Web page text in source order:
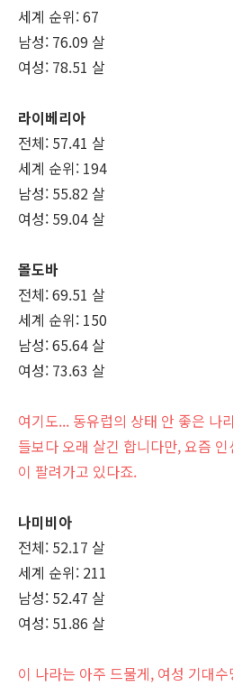
세계 순위: 67
남성: 76.09 살
여성: 78.51 살
라이베리아
전체: 57.41 살
세계 순위: 194
남성: 55.82 살
여성: 59.04 살
몰도바
전체: 69.51 살
세계 순위: 150
남성: 65.64 살
여성: 73.63 살
여기도... 동유럽의 상태 안 좋은 나
들보다 오래 살긴 합니다만, 요즘
이 팔려가고 있다죠.
나미비아
전체: 52.17 살
세계 순위: 211
남성: 52.47 살
여성: 51.86 살
이 나라는 아주 드물게, 여성 기대